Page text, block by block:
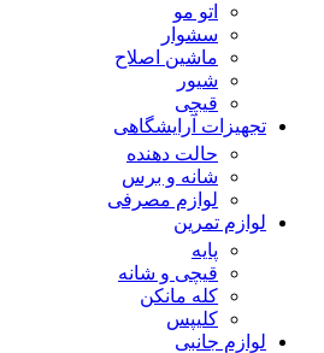
اتو مو
سشوار
ماشین اصلاح
شیور
قیچی
تجهیزات آرایشگاهی
حالت دهنده
شانه و برس
لوازم مصرفی
لوازم تمرین
پایه
قیچی و شانه
کله مانکن
کلیپس
لوازم جانبی